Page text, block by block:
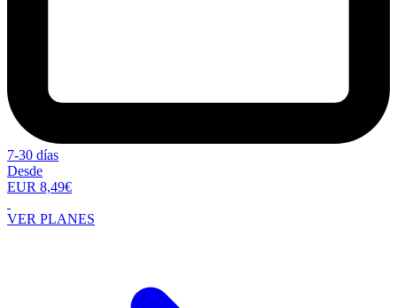
7-30 días
Desde
EUR 8,49€
VER PLANES